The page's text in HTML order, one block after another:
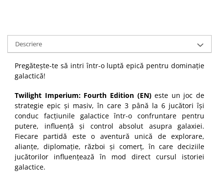
Descriere
Pregătește-te să intri într-o luptă epică pentru dominație
galactică!
Twilight Imperium: Fourth Edition (EN)este un joc de
strategie epic și masiv, în care 3 până la 6 jucători își
conduc facțiunile galactice într-o confruntare pentru
putere, influență și control absolut asupra galaxiei.
Fiecare partidă este o aventură unică de explorare,
alianțe, diplomație, război și comerț, în care deciziile
jucătorilor influențează în mod direct cursul istoriei
galactice.